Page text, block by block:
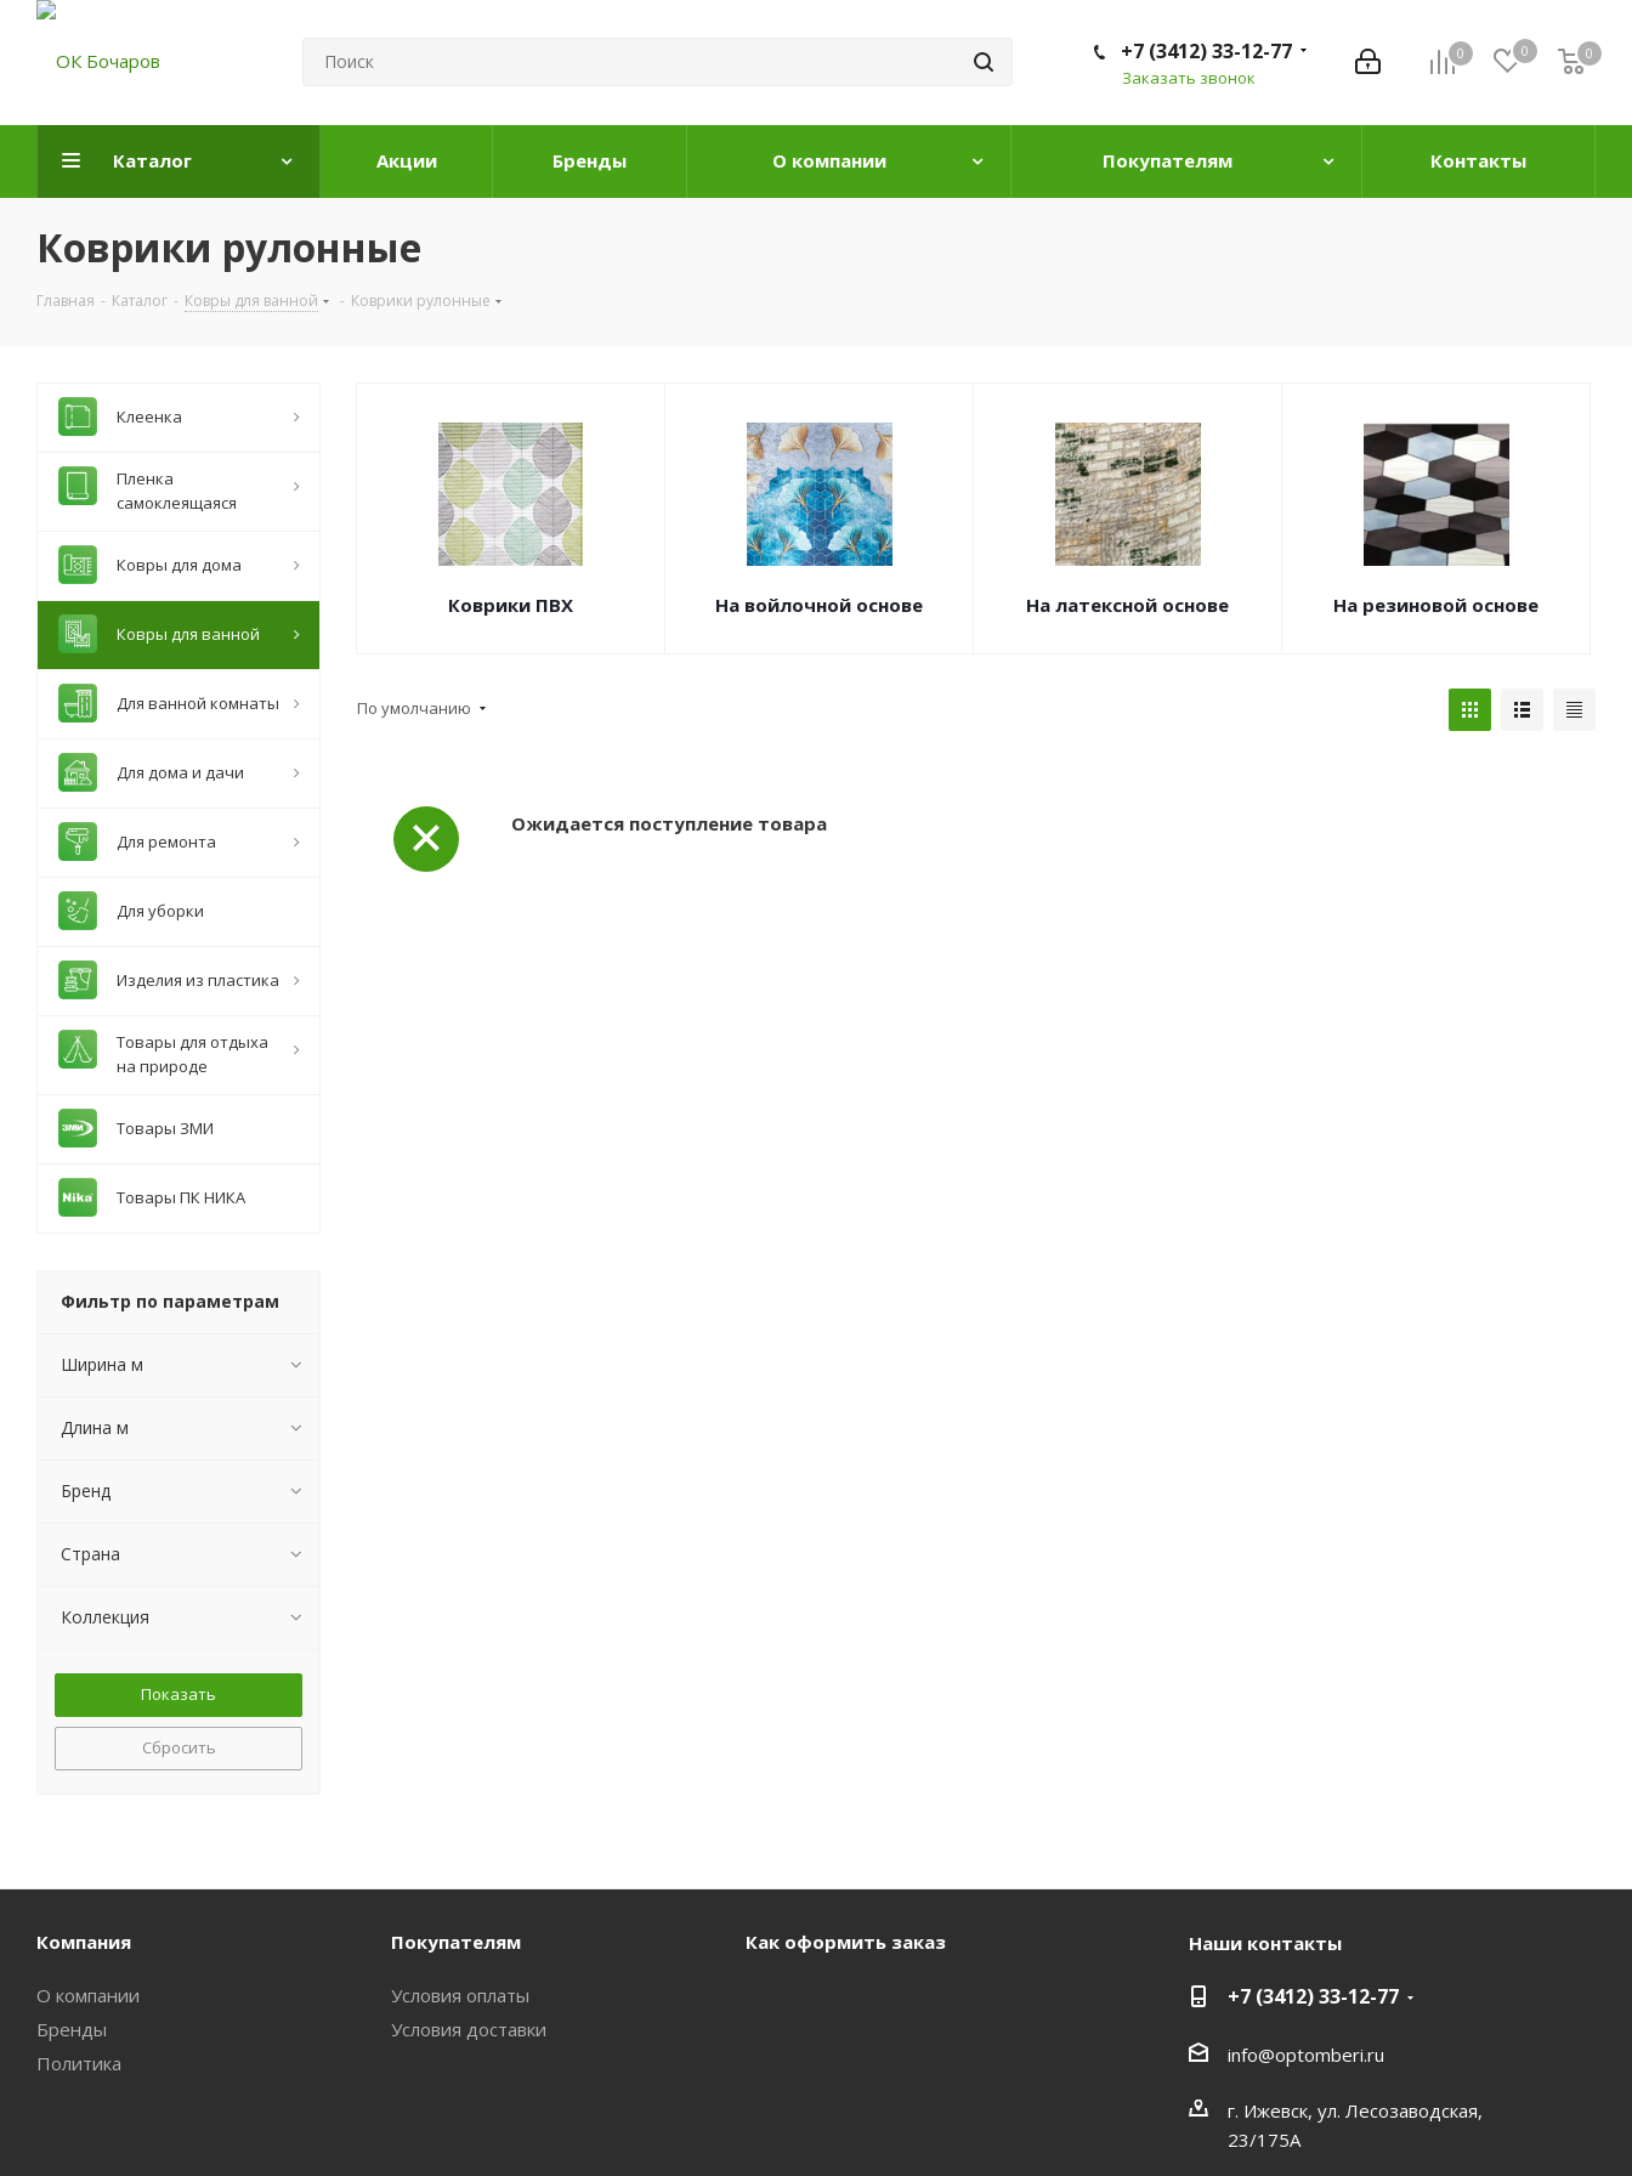
0 0 0
0
+7 (3412) 33-12-77
Заказать звонок
Каталог Акции Бренды О компании Покупателям Контакты
Коврики рулонные
Главная - Каталог - Ковры для ванной - Коврики рулонные
Коврики ПВХ На войлочной основе На латексной основе На резиновой основе
По умолчанию
Ожидается поступление товара
Клеенка
Пленка
самоклеящаяся
Ковры для дома
Ковры для ванной
Для ванной комнаты
Для дома и дачи
Для ремонта
Для уборки
Изделия из пластика
Товары для отдыха
на природе
Товары ЗМИ
Товары ПК НИКА
Фильтр по параметрам
Ширина м
Длина м
Бренд
Страна
Коллекция
Сбросить
Компания
О компании
Бренды
Политика
Покупателям
Условия оплаты
Условия доставки
Как оформить заказ Наши контакты
+7 (3412) 33-12-77
info@optomberi.ru
г. Ижевск, ул. Лесозаводская,
23/175А